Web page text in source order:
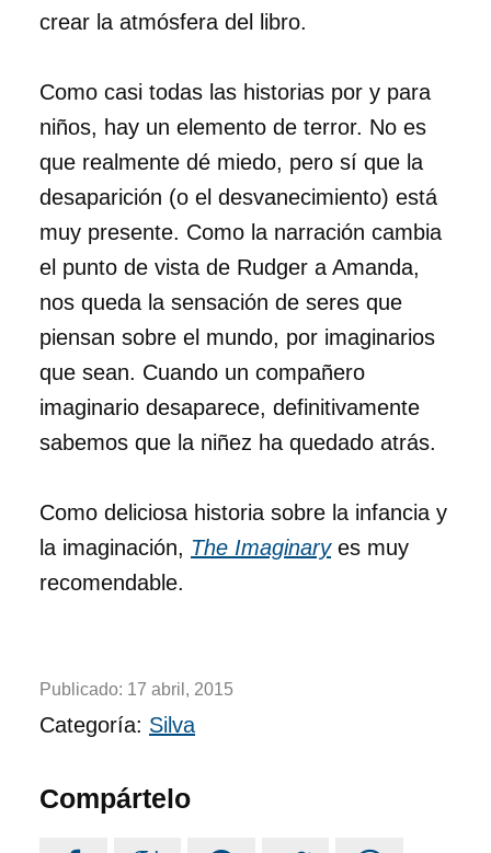
crear la atmósfera del libro.
Como casi todas las historias por y para
niños, hay un elemento de terror. No es
que realmente dé miedo, pero sí que la
desaparición (o el desvanecimiento) está
muy presente. Como la narración cambia
el punto de vista de Rudger a Amanda,
nos queda la sensación de seres que
piensan sobre el mundo, por imaginarios
que sean. Cuando un compañero
imaginario desaparece, definitivamente
sabemos que la niñez ha quedado atrás.
Como deliciosa historia sobre la infancia y
la imaginación, The Imaginaryes muy
recomendable.
Publicado: 17 abril, 2015
Categoría: Silva
Compártelo